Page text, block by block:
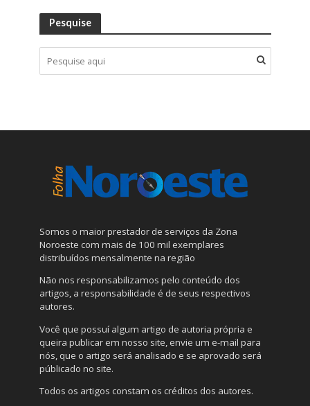
Pesquise
Somos o maior prestador de serviços da Zona
Noroeste com mais de 100 mil exemplares
distribuídos mensalmente na região
Não nos responsabilizamos pelo conteúdo dos
artigos, a responsabilidade é de seus respectivos
autores.
Você que possuí algum artigo de autoria própria e
queira publicar em nosso site, envie um e-mail para
nós, que o artigo será analisado e se aprovado será
públicado no site.
Todos os artigos constam os créditos dos autores.